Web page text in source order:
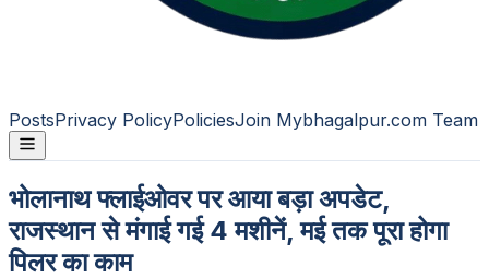
PostsPrivacy PolicyPoliciesJoin Mybhagalpur.com Team
भोलानाथ फ्लाईओवर पर आया बड़ा अपडेट,
राजस्थान से मंगाई गई 4 मशीनें, मई तक पूरा होगा
पिलर का काम